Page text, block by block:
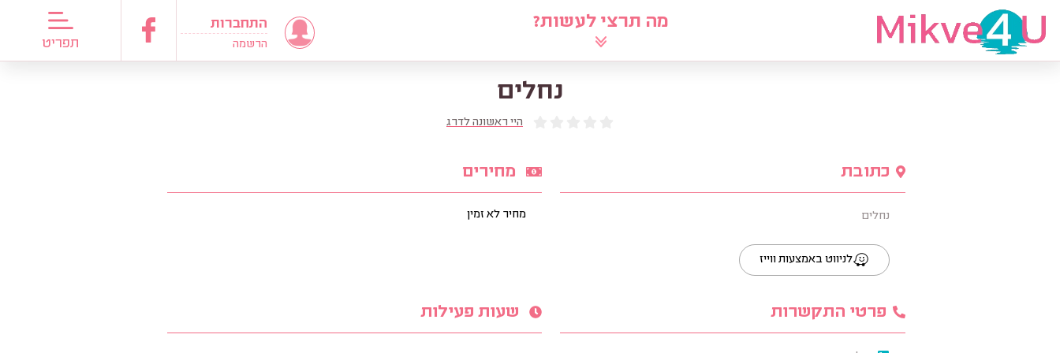
מה תרצי לעשות?
תפריט
התחברות
הרשמה
לוח שאלי את הרב מדריכות כלות
נחלים
היי ראשונה לדרג
כתובת
נחלים
לניווט באמצעות ווייז
מחירים
מחיר לא זמין
פרטי התקשרות שעות פעילות